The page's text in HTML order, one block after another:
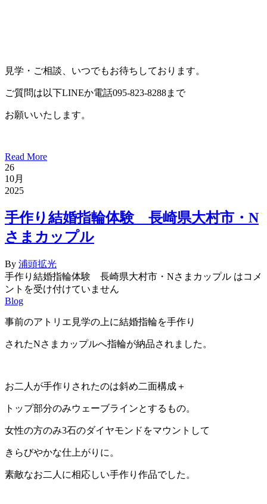
見学・ご相談、いつでもお待ちしております。
ご質問は以下LINEか電話095-823-8288まで
お願いいたします。
Read More
26
10月
2025
手作り結婚指輪体験 長崎県大村市・N
さまカップル
By 浦頭拡光
手作り結婚指輪体験 長崎県大村市・Nさまカップル はコメ
ントを受け付けていません
Blog
事前のアトリエ見学の上に結婚指輪を手作り
されたNさまカップルへ指輪が納品されました。
お二人が手作りされたのは斜め二面構成＋
トップ部分のみウェーブラインとするもの。
女性の方のみ3石のダイヤモンドをマウントして
きらびやかな仕上がりに。
素敵なお二人に相応しい手作り作品でした。